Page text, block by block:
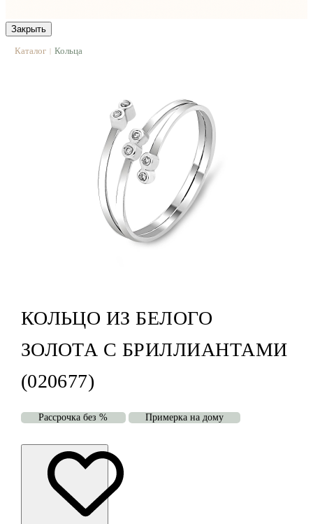
Закрыть
Каталог | Кольца
КОЛЬЦО ИЗ БЕЛОГО
ЗОЛОТА С БРИЛЛИАНТАМИ
(020677)
Рассрочка без % Примерка на дому